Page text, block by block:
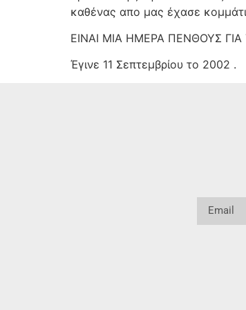
καθένας απο μας έχασε
ΕΙΝΑΙ ΜΙΑ ΗΜΕΡΑ ΠΕΝΘΟΥΣ
Έγινε 11 Σεπτεμβρίου το 2002 .